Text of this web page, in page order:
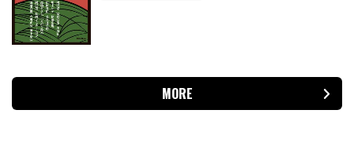
MORE